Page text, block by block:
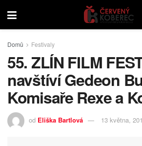
Domů Festivaly
55. ZLÍN FILM
navštíví Gedeon
Komisaře Rexe a
od Eliška Bartlová 13 května,